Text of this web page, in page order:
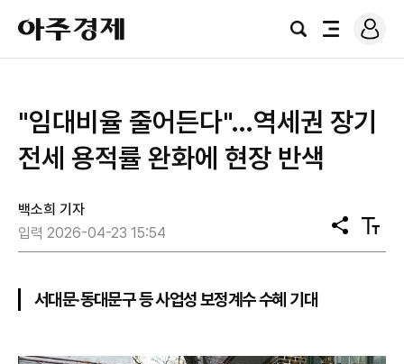
아
주
경
검
전
로
그
"임대비율 줄어든다"…역세권 장기
전세 용적률 완화에 현장 반색
백소희 기자
입력 2026-04-23 15:54
공
유
텍
스
서대문·동대문구 등 사업성 보정계수 수혜 기대